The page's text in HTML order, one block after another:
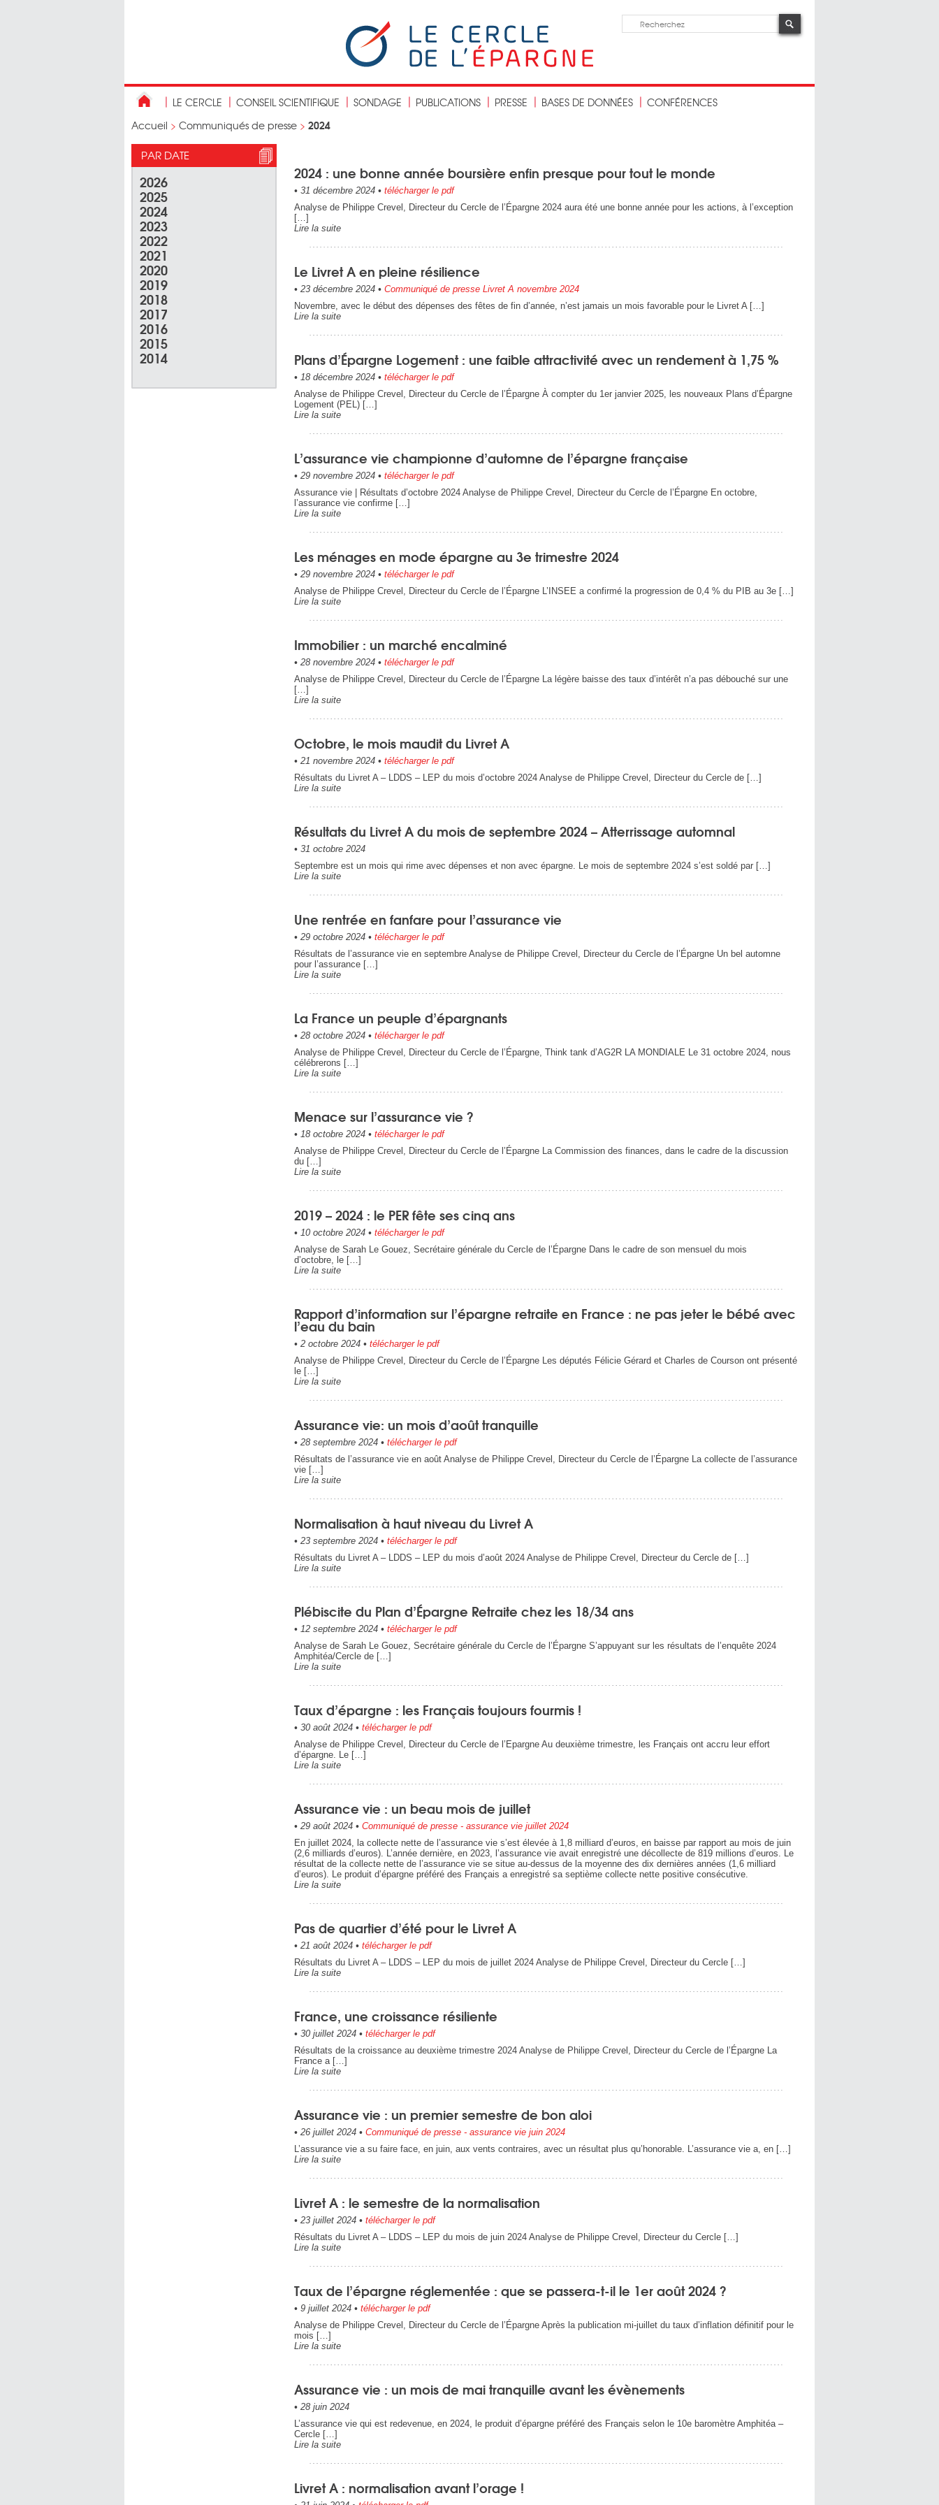
LE CERCLE CONSEIL SCIENTIFIQUE SONDAGE PUBLICATIONS PRESSE BASES DE DONNÉES
CONFÉRENCES
Accueil > Communiqués de presse > 2024
PAR DATE
2026
2025
2024
2023
2022
2021
2020
2019
2018
2017
2016
2015
2014
2024 : une bonne année boursière enfin presque pour tout le monde
• 31 décembre 2024 • télécharger le pdf
Analyse de Philippe Crevel, Directeur du Cercle de l’Épargne 2024 aura été une bonne année pour les actions, à l’exception
[…]
Lire la suite
Le Livret A en pleine résilience
• 23 décembre 2024 • Communiqué de presse Livret A novembre 2024
Novembre, avec le début des dépenses des fêtes de fin d’année, n’est jamais un mois favorable pour le Livret A […]
Lire la suite
Plans d’Épargne Logement : une faible attractivité avec un rendement à 1,75 %
• 18 décembre 2024 • télécharger le pdf
Analyse de Philippe Crevel, Directeur du Cercle de l’Épargne À compter du 1er janvier 2025, les nouveaux Plans d’Épargne
Logement (PEL) […]
Lire la suite
L’assurance vie championne d’automne de l’épargne française
• 29 novembre 2024 • télécharger le pdf
Assurance vie | Résultats d’octobre 2024 Analyse de Philippe Crevel, Directeur du Cercle de l’Épargne En octobre,
l’assurance vie confirme […]
Lire la suite
Les ménages en mode épargne au 3e trimestre 2024
• 29 novembre 2024 • télécharger le pdf
Analyse de Philippe Crevel, Directeur du Cercle de l’Épargne L’INSEE a confirmé la progression de 0,4 % du PIB au 3e […]
Lire la suite
Immobilier : un marché encalminé
• 28 novembre 2024 • télécharger le pdf
Analyse de Philippe Crevel, Directeur du Cercle de l’Épargne La légère baisse des taux d’intérêt n’a pas débouché sur une
[…]
Lire la suite
Octobre, le mois maudit du Livret A
• 21 novembre 2024 • télécharger le pdf
Résultats du Livret A – LDDS – LEP du mois d’octobre 2024 Analyse de Philippe Crevel, Directeur du Cercle de […]
Lire la suite
Résultats du Livret A du mois de septembre 2024 – Atterrissage automnal
• 31 octobre 2024
Septembre est un mois qui rime avec dépenses et non avec épargne. Le mois de septembre 2024 s’est soldé par […]
Lire la suite
Une rentrée en fanfare pour l’assurance vie
• 29 octobre 2024 • télécharger le pdf
Résultats de l’assurance vie en septembre Analyse de Philippe Crevel, Directeur du Cercle de l’Épargne Un bel automne
pour l’assurance […]
Lire la suite
La France un peuple d’épargnants
• 28 octobre 2024 • télécharger le pdf
Analyse de Philippe Crevel, Directeur du Cercle de l’Épargne, Think tank d’AG2R LA MONDIALE Le 31 octobre 2024, nous
célébrerons […]
Lire la suite
Menace sur l’assurance vie ?
• 18 octobre 2024 • télécharger le pdf
Analyse de Philippe Crevel, Directeur du Cercle de l’Épargne La Commission des finances, dans le cadre de la discussion
du […]
Lire la suite
2019 – 2024 : le PER fête ses cinq ans
• 10 octobre 2024 • télécharger le pdf
Analyse de Sarah Le Gouez, Secrétaire générale du Cercle de l’Épargne Dans le cadre de son mensuel du mois
d’octobre, le […]
Lire la suite
Rapport d’information sur l’épargne retraite en France : ne pas jeter le bébé avec
l’eau du bain
• 2 octobre 2024 • télécharger le pdf
Analyse de Philippe Crevel, Directeur du Cercle de l’Épargne Les députés Félicie Gérard et Charles de Courson ont présenté
le […]
Lire la suite
Assurance vie: un mois d’août tranquille
• 28 septembre 2024 • télécharger le pdf
Résultats de l’assurance vie en août Analyse de Philippe Crevel, Directeur du Cercle de l’Épargne La collecte de l’assurance
vie […]
Lire la suite
Normalisation à haut niveau du Livret A
• 23 septembre 2024 • télécharger le pdf
Résultats du Livret A – LDDS – LEP du mois d’août 2024 Analyse de Philippe Crevel, Directeur du Cercle de […]
Lire la suite
Plébiscite du Plan d’Épargne Retraite chez les 18/34 ans
• 12 septembre 2024 • télécharger le pdf
Analyse de Sarah Le Gouez, Secrétaire générale du Cercle de l’Épargne S’appuyant sur les résultats de l’enquête 2024
Amphitéa/Cercle de […]
Lire la suite
Taux d’épargne : les Français toujours fourmis !
• 30 août 2024 • télécharger le pdf
Analyse de Philippe Crevel, Directeur du Cercle de l’Epargne Au deuxième trimestre, les Français ont accru leur effort
d’épargne. Le […]
Lire la suite
Assurance vie : un beau mois de juillet
• 29 août 2024 • Communiqué de presse - assurance vie juillet 2024
En juillet 2024, la collecte nette de l’assurance vie s’est élevée à 1,8 milliard d’euros, en baisse par rapport au mois de juin
(2,6 milliards d’euros). L’année dernière, en 2023, l’assurance vie avait enregistré une décollecte de 819 millions d’euros. Le
résultat de la collecte nette de l’assurance vie se situe au-dessus de la moyenne des dix dernières années (1,6 milliard
d’euros). Le produit d’épargne préféré des Français a enregistré sa septième collecte nette positive consécutive.
Lire la suite
Pas de quartier d’été pour le Livret A
• 21 août 2024 • télécharger le pdf
Résultats du Livret A – LDDS – LEP du mois de juillet 2024 Analyse de Philippe Crevel, Directeur du Cercle […]
Lire la suite
France, une croissance résiliente
• 30 juillet 2024 • télécharger le pdf
Résultats de la croissance au deuxième trimestre 2024 Analyse de Philippe Crevel, Directeur du Cercle de l’Épargne La
France a […]
Lire la suite
Assurance vie : un premier semestre de bon aloi
• 26 juillet 2024 • Communiqué de presse - assurance vie juin 2024
L’assurance vie a su faire face, en juin, aux vents contraires, avec un résultat plus qu’honorable. L’assurance vie a, en […]
Lire la suite
Livret A : le semestre de la normalisation
• 23 juillet 2024 • télécharger le pdf
Résultats du Livret A – LDDS – LEP du mois de juin 2024 Analyse de Philippe Crevel, Directeur du Cercle […]
Lire la suite
Taux de l’épargne réglementée : que se passera-t-il le 1er août 2024 ?
• 9 juillet 2024 • télécharger le pdf
Analyse de Philippe Crevel, Directeur du Cercle de l’Épargne Après la publication mi-juillet du taux d’inflation définitif pour le
mois […]
Lire la suite
Assurance vie : un mois de mai tranquille avant les évènements
• 28 juin 2024
L’assurance vie qui est redevenue, en 2024, le produit d’épargne préféré des Français selon le 10e baromètre Amphitéa –
Cercle […]
Lire la suite
Livret A : normalisation avant l’orage !